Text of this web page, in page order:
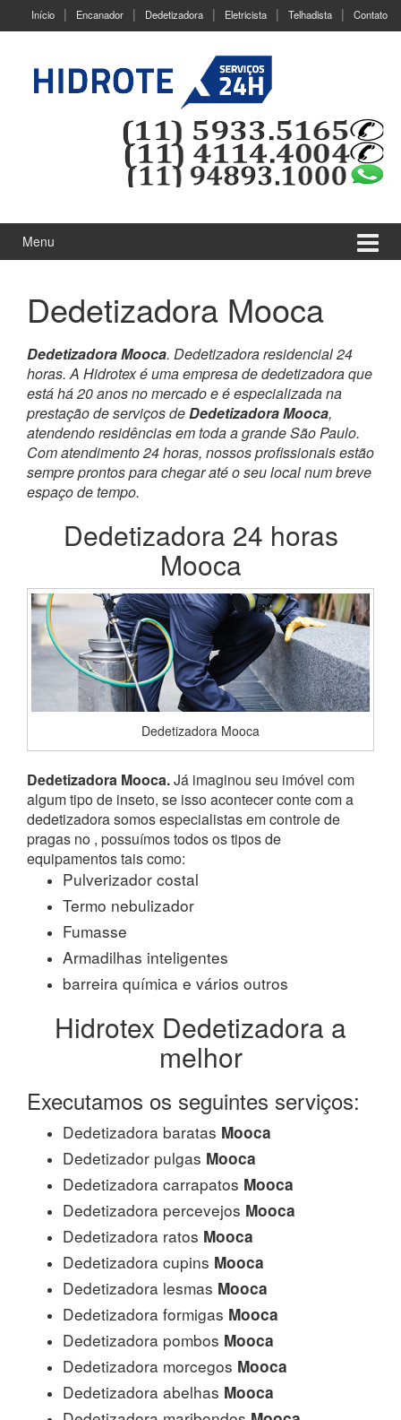
Início Encanador Dedetizadora Eletricista Telhadista Contato
Menu
Dedetizadora Mooca
Dedetizadora Mooca. Dedetizadora residencial 24
horas. A Hidrotex é uma empresa de dedetizadora que
está há 20 anos no mercado e é especializada na
prestação de serviços deDedetizadora Mooca,
atendendo residências em toda a grande São Paulo.
Com atendimento 24 horas, nossos profissionais estão
sempre prontos para chegar até o seu local num breve
espaço de tempo.
Dedetizadora 24 horas
Mooca
Dedetizadora Mooca
Dedetizadora Mooca.Já imaginou seu imóvel com
algum tipo de inseto, se isso acontecer conte com a
dedetizadora somos especialistas em controle de
pragas no , possuímos todos os tipos de
equipamentos tais como:
Pulverizador costal
Termo nebulizador
Fumasse
Armadilhas inteligentes
barreira química e vários outros
Hidrotex Dedetizadora a
melhor
Executamos os seguintes serviços:
Dedetizadora baratas Mooca
Dedetizador pulgas Mooca
Dedetizadora carrapatos Mooca
Dedetizadora percevejos Mooca
Dedetizadora ratos Mooca
Dedetizadora cupins Mooca
Dedetizadora lesmas Mooca
Dedetizadora formigas Mooca
Dedetizadora pombos Mooca
Dedetizadora morcegos Mooca
Dedetizadora abelhas Mooca